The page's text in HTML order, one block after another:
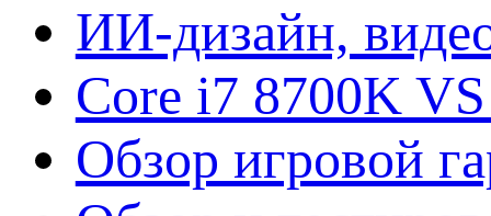
ИИ-дизайн,
Core i7 8700K
Обзор игровой